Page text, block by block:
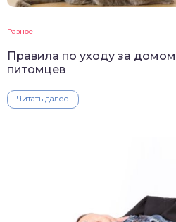
Разное
Правила по уходу за
питомцев
Читать далее